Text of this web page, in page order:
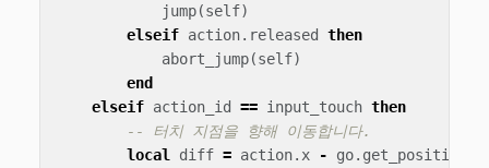
jump(self)
elseif action. released
then
abort_jump(self)
end
elseif action_id == input_touch then
-- 터치 지점을 향해 이동합니다.
local
diff = action. x - go. get_position